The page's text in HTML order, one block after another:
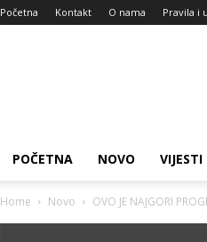
Početna Kontakt O nama Pravila i
POČETNA NOVO VIJESTI
Home Novo OVO JE NAJGORI